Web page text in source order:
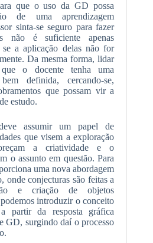
que o uso da GD possa
de uma aprendizagem
sinta-se seguro para fazer
não é suficiente apenas
a aplicação delas não for
Da mesma forma, lidar
o docente tenha uma
definida, cercando-se,
que possam vir a
estudo.
assumir um papel de
que visem a exploração
a criatividade e o
o assunto em questão. Para
uma nova abordagem
onde conjecturas são feitas a
e criação de objetos
introduzir o conceito
partir da resposta gráfica
GD, surgindo daí o processo